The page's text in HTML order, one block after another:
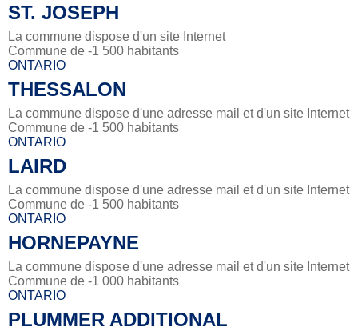
ST. JOSEPH
La commune dispose d'un site Internet
Commune de -1 500 habitants
ONTARIO
THESSALON
La commune dispose d'une adresse mail et d'un site Internet
Commune de -1 500 habitants
ONTARIO
LAIRD
La commune dispose d'une adresse mail et d'un site Internet
Commune de -1 500 habitants
ONTARIO
HORNEPAYNE
La commune dispose d'une adresse mail et d'un site Internet
Commune de -1 000 habitants
ONTARIO
PLUMMER ADDITIONAL